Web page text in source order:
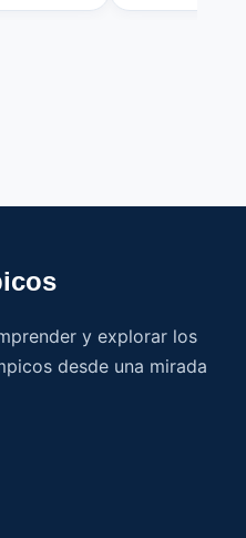
y explorar los
desde una mirada